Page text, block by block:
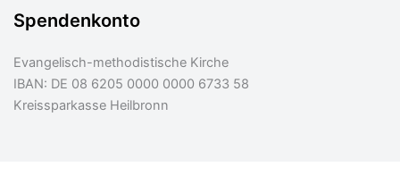
Spendenkonto
Evangelisch-methodistische Kirche
IBAN: DE 08 6205 0000 0000 6733 58
Kreissparkasse Heilbronn